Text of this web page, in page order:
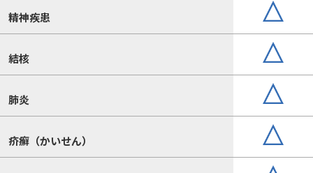
精神疾患
結核
肺炎
疥癬（かいせん）